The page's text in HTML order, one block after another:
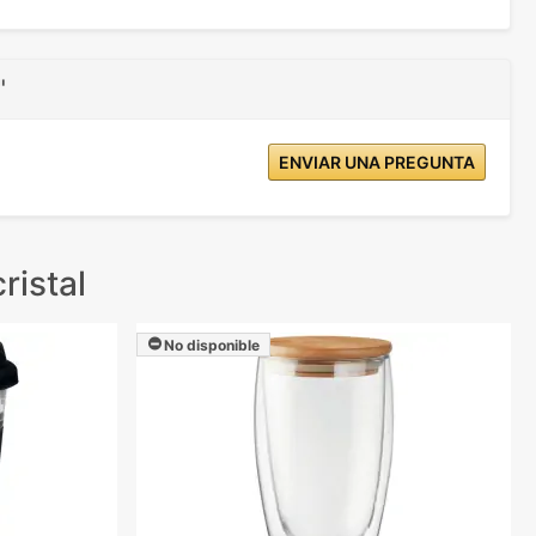
ENVIAR UNA PREGUNTA
No disponible